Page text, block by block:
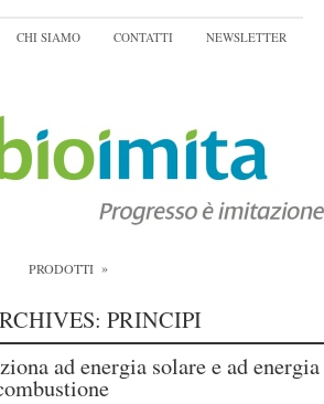
CHI SIAMO CONTATTI NEWSLETTER
PRODOTTI »
PRINCIPI
ad energia solare e ad energia